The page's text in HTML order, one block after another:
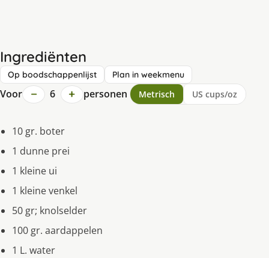
Ingrediënten
Op boodschappenlijst Plan in weekmenu
Voor − 6 + personen Metrisch US cups/oz
10 gr. boter
1 dunne prei
1 kleine ui
1 kleine venkel
50 gr; knolselder
100 gr. aardappelen
1 L. water